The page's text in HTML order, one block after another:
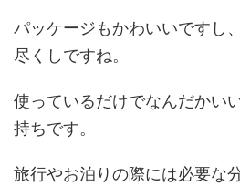
パッケージもかわいいですし
尽くしですね。
使っているだけでなんだかい
持ちです。
旅行やお泊りの際には必要な